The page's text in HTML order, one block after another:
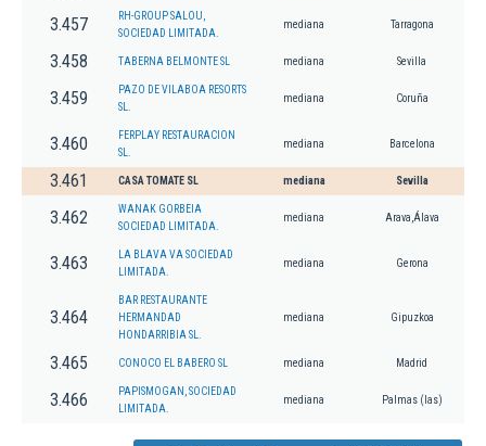
3.457
RH-GROUP SALOU,
SOCIEDAD LIMITADA.
mediana Tarragona
3.458 TABERNA BELMONTE SL mediana Sevilla
3.459
PAZO DE VILABOA RESORTS
SL.
mediana Coruña
3.460
FERPLAY RESTAURACION
SL.
mediana Barcelona
3.461 CASA TOMATE SL mediana Sevilla
3.462
WANAK GORBEIA
SOCIEDAD LIMITADA.
mediana Arava,Álava
3.463
LA BLAVA VA SOCIEDAD
LIMITADA.
mediana Gerona
3.464
BAR RESTAURANTE
HERMANDAD
HONDARRIBIA SL.
mediana Gipuzkoa
3.465 CONOCO EL BABERO SL mediana Madrid
3.466
PAPISMOGAN, SOCIEDAD
LIMITADA.
mediana Palmas (las)